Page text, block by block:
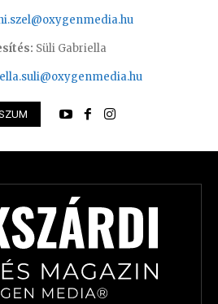
Süli Gabriella